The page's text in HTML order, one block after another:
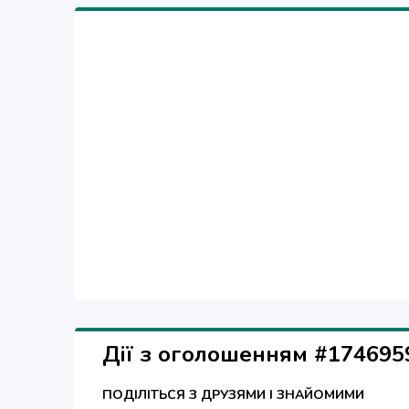
Дії з оголошенням
ПОДІЛІТЬСЯ З ДРУЗЯМИ І ЗНАЙОМИМИ